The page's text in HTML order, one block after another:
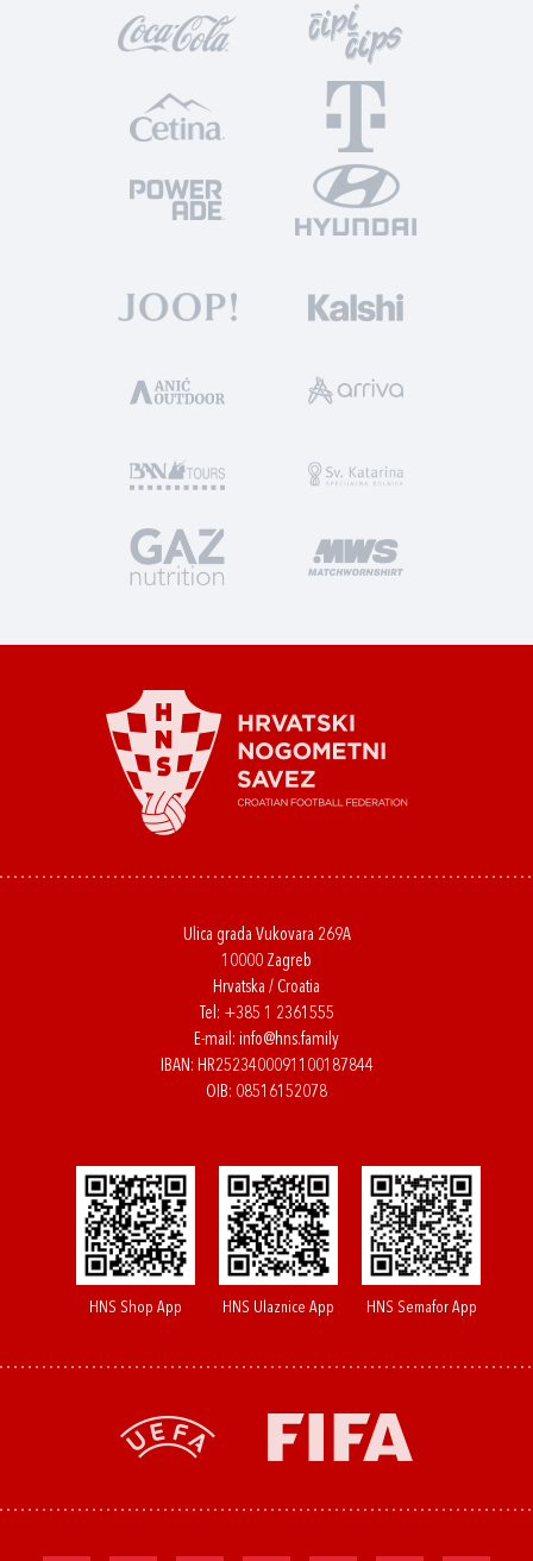
Ulica grada Vukovara 269A
10000 Zagreb
Hrvatska / Croatia
Tel: +385 1 2361555
E-mail: info@hns.family
IBAN: HR2523400091100187844
OIB: 08516152078
HNS Shop App HNS Ulaznice App HNS Semafor App